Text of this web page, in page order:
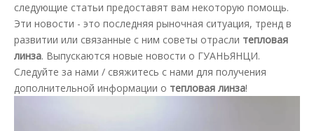
следующие статьи предоставят вам некоторую помощь.
Эти новости - это последняя рыночная ситуация, тренд в
развитии или связанные с ним советы отрасли тепловая
линза. Выпускаются новые новости о ГУАНЬЯНЦИ.
Следуйте за нами / свяжитесь с нами для получения
дополнительной информации о тепловая линза!